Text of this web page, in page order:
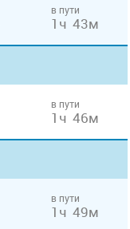
в пути
1ч 43м
в пути
1ч 46м
в пути
1ч 49м